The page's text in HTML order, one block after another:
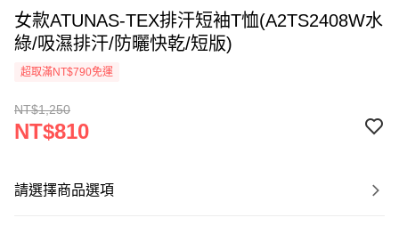
女款ATUNAS-TEX排汗短袖T恤(A2TS2408W水
綠/吸濕排汗/防曬快乾/短版)
超取滿NT$790免運
NT$1,250
NT$810
請選擇商品選項